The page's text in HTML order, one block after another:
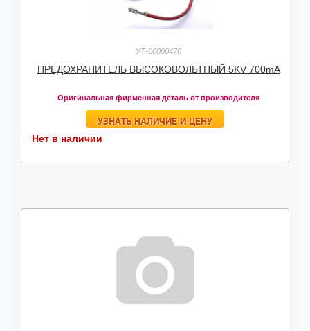
УТ-00000470
ПРЕДОХРАНИТЕЛЬ ВЫСОКОВОЛЬТНЫЙ 5KV 700mA
Оригинальная фирменная деталь от производителя
УЗНАТЬ НАЛИЧИЕ И ЦЕНУ
Нет в наличии